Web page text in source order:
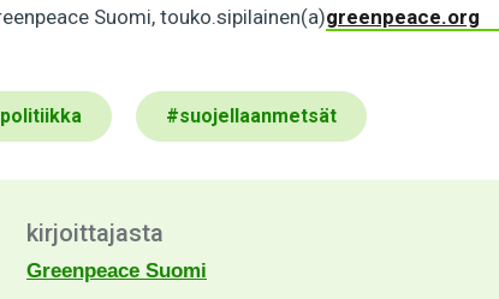
Suomi, touko.sipilainen(a)greenpeace.org
#suojellaanmetsät
kirjoittajasta
Greenpeace Suomi